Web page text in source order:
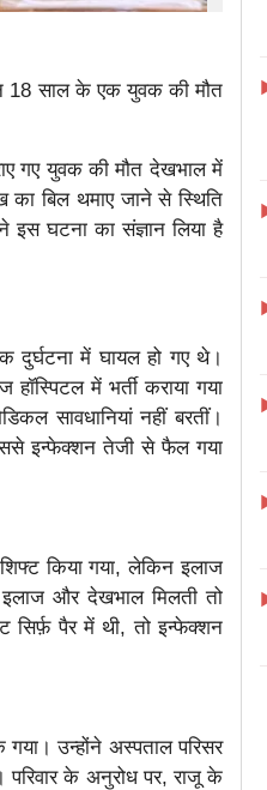
18 साल के एक युवक की मौत
गए युवक की मौत देखभाल में
का बिल थमाए जाने से स्थिति
इस घटना का संज्ञान लिया है
में घायल हो गए थे।
में भर्ती कराया गया
सावधानियां नहीं बरतीं।
इन्फेक्शन तेजी से फैल गया
किया गया, लेकिन इलाज
और देखभाल मिलती तो
सिर्फ़ पैर में थी, तो इन्फेक्शन
उन्होंने अस्पताल परिसर
परिवार के अनुरोध पर, राजू के